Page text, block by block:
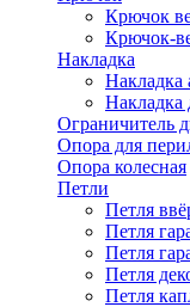
Крючок
Крючок-
Накладка
Накладка
Накладка
Ограничитель
Опора для
Опора колесная
Петли
Петля
Петля
Петля
Петля
Петля